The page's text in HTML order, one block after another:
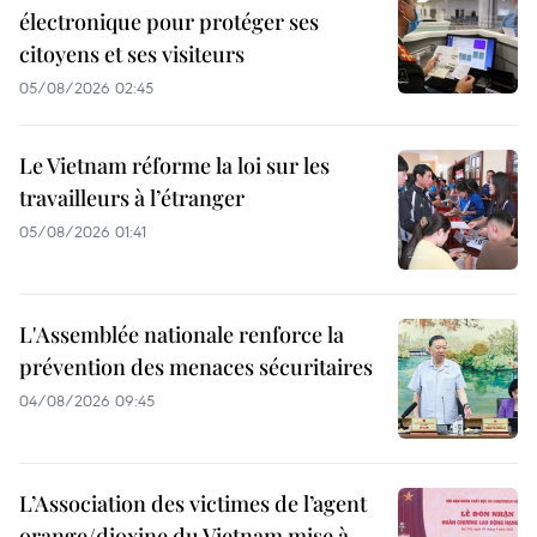
électronique pour protéger ses
citoyens et ses visiteurs
05/08/2026 02:45
Le Vietnam réforme la loi sur les
travailleurs à l’étranger
05/08/2026 01:41
L'Assemblée nationale renforce la
prévention des menaces sécuritaires
04/08/2026 09:45
L’Association des victimes de l’agent